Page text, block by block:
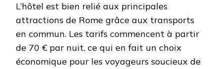
L’hôtel est bien relié aux principales
attractions de Rome grâce aux transports
en commun. Les tarifs commencent à partir
de 70 € par nuit, ce qui en fait un choix
économique pour les voyageurs soucieux de